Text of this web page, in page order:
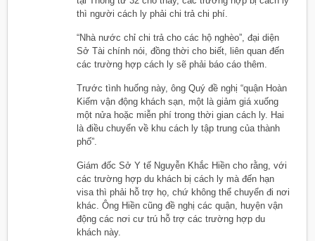
thì người cách ly phải chi trả chi phí.
“Nhà nước chỉ chi trả cho các hộ nghèo”, đại diện
Sở Tài chính nói, đồng thời cho biết, liên quan đến
các trường hợp cách ly sẽ phải báo cáo thêm.
Trước tình huống này, ông Quý đề nghị “quận Hoàn
Kiếm vận động khách sạn, một là giảm giá xuống
một nửa hoặc miễn phí trong thời gian cách ly. Hai
là điều chuyển về khu cách ly tập trung của thành
phố”.
Giám đốc Sở Y tế Nguyễn Khắc Hiền cho rằng, với
các trường hợp du khách bị cách ly mà đến hạn
visa thì phải hỗ trợ họ, chứ không thể chuyển đi nơi
khác. Ông Hiền cũng đề nghị các quận, huyện vận
động các nơi cư trú hỗ trợ các trường hợp du
khách này.